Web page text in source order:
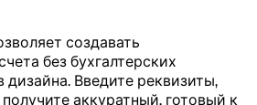
создавать
без бухгалтерских
Введите реквизиты,
аккуратный, готовый к